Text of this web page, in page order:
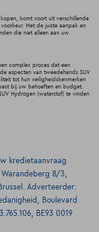
komt voort uit verschillende
Met de juiste aanpak en
die niet alleen aan uw
complex proces dat een
aspecten van tweedehands SUV
tot hun veiligheidskenmerken
bij uw behoeften en budget.
Hydrogen (waterstof) te vinden
kredietaanvraag
8/3,
Adverteerder:
Boulevard
BE93 0019